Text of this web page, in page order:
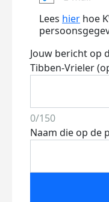
Lees hier hoe
Jouw bericht op
Tibben-Vrieler
0/150
Naam die op de